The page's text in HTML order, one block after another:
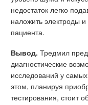
недостаток легко
наложить электроды и
пациента.
Вывод. Тредмил
диагностические
исследований у
этом, планируя
тестирования, стоит